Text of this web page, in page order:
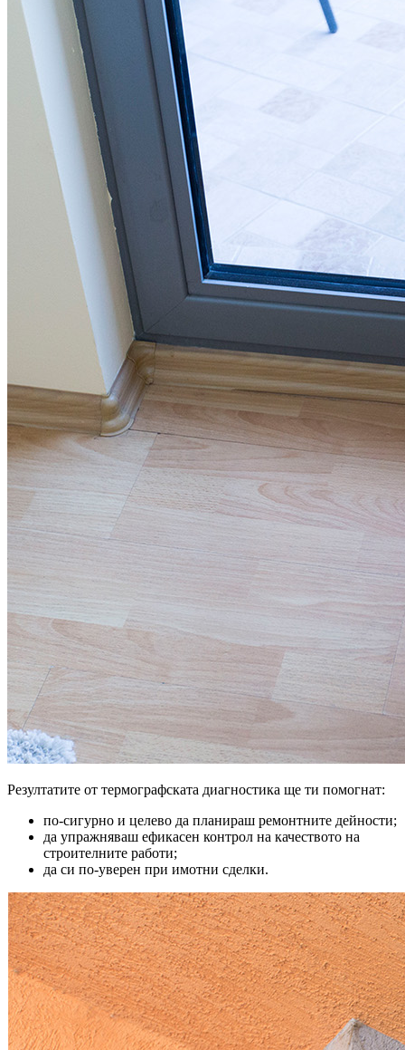
Резултатите от термографската диагностика ще ти помогнат:
по-сигурно и целево да планираш ремонтните дейности;
да упражняваш ефикасен контрол на качеството на
строителните работи;
да си по-уверен при имотни сделки.